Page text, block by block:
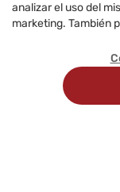
analizar el uso del
marketing. También